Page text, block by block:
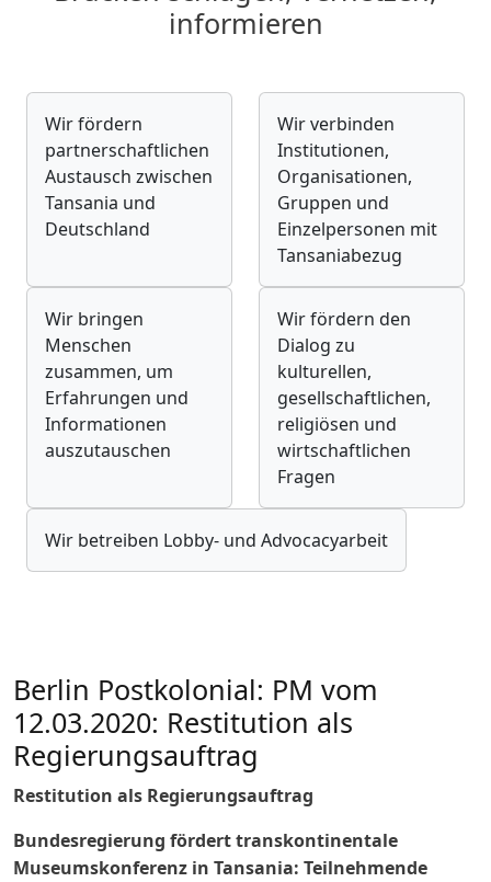
informieren
Wir fördern
partnerschaftlichen
Austausch zwischen
Tansania und
Deutschland
Wir verbinden
Institutionen,
Organisationen,
Gruppen und
Einzelpersonen mit
Tansaniabezug
Wir bringen
Menschen
zusammen, um
Erfahrungen und
Informationen
auszutauschen
Wir fördern den
Dialog zu
kulturellen,
gesellschaftlichen,
religiösen und
wirtschaftlichen
Fragen
Wir betreiben Lobby- und Advocacyarbeit
Berlin Postkolonial: PM vom
12.03.2020: Restitution als
Regierungsauftrag
Restitution als Regierungsauftrag
Bundesregierung fördert transkontinentale
Museumskonferenz in Tansania: Teilnehmende